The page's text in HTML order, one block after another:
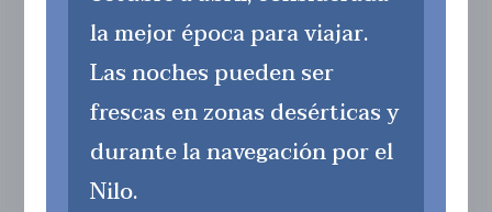
la mejor época para viajar.
Las noches pueden ser
frescas en zonas desérticas y
durante la navegación por el
Nilo.